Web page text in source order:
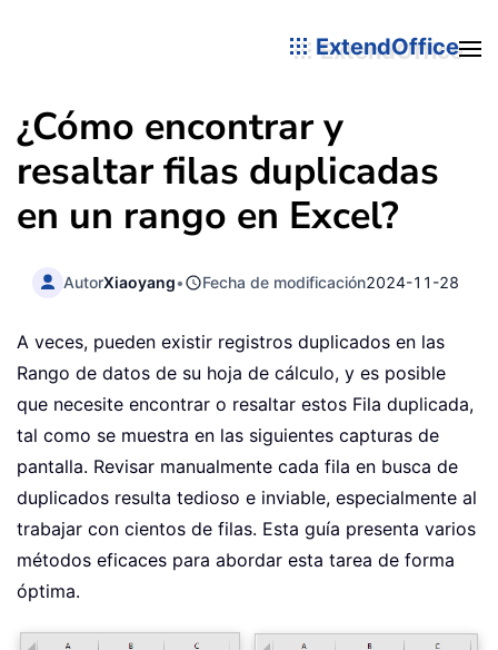
ExtendOffice
¿Cómo encontrar y
resaltar filas duplicadas
en un rango en Excel?
AutorXiaoyang• Fecha de modificación2024-11-28
A veces, pueden existir registros duplicados en las
Rango de datos de su hoja de cálculo, y es posible
que necesite encontrar o resaltar estos Fila duplicada,
tal como se muestra en las siguientes capturas de
pantalla. Revisar manualmente cada fila en busca de
duplicados resulta tedioso e inviable, especialmente al
trabajar con cientos de filas. Esta guía presenta varios
métodos eficaces para abordar esta tarea de forma
óptima.